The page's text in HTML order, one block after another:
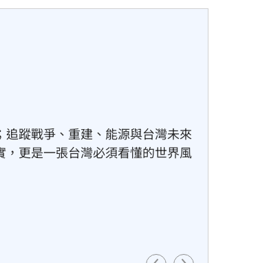
導引，開始往正西方向移動，預
放慢，週六將是關鍵轉折點。